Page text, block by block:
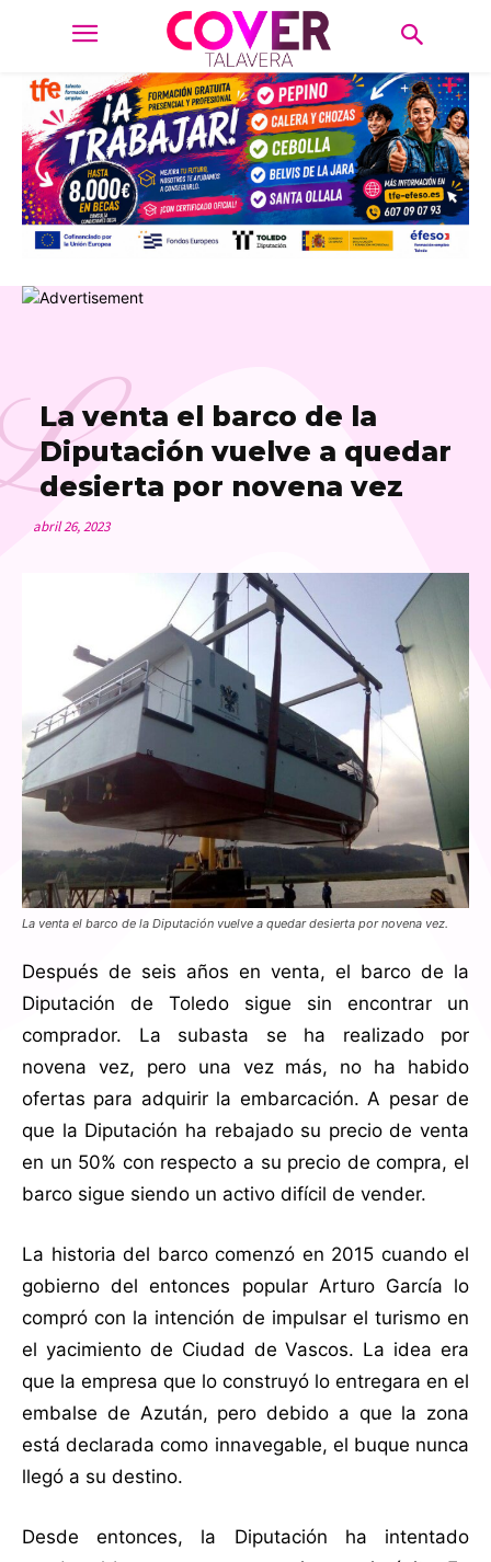
La venta el barco de la
Diputación vuelve a quedar
desierta por novena vez
abril 26, 2023
La venta el barco de la Diputación vuelve a quedar desierta por novena vez.
Después de seis años en venta, el barco de la
Diputación de Toledo sigue sin encontrar un
comprador. La subasta se ha realizado por
novena vez, pero una vez más, no ha habido
ofertas para adquirir la embarcación. A pesar de
que la Diputación ha rebajado su precio de venta
en un 50% con respecto a su precio de compra, el
barco sigue siendo un activo difícil de vender.
La historia del barco comenzó en 2015 cuando el
gobierno del entonces popular Arturo García lo
compró con la intención de impulsar el turismo en
el yacimiento de Ciudad de Vascos. La idea era
que la empresa que lo construyó lo entregara en el
embalse de Azután, pero debido a que la zona
está declarada como innavegable, el buque nunca
llegó a su destino.
Desde entonces, la Diputación ha intentado